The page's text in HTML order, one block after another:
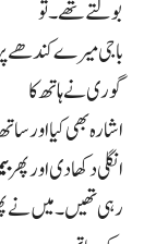
بولتے تھے۔ تو
باجی میرے کندھے
گوری نے ہاتھ کا
اشارہ بھی کیا اور
انگلی دکھا دی اور پھر
رہی تھیں۔ میں نے